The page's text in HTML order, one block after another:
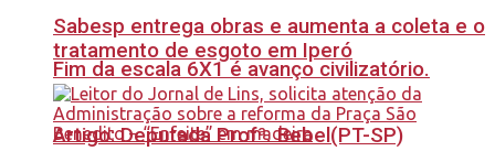
Fim da escala 6X1 é avanço civilizatório.
Artigo: Deputada Profª. Bebel(PT-SP)
Sabesp entrega obras e aumenta a coleta e o
tratamento de esgoto em Iperó